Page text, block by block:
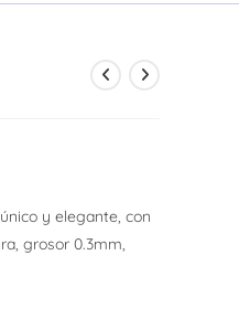
y elegante, con
grosor 0.3mm,